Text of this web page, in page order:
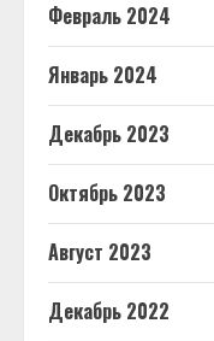
Февраль 2024
Январь 2024
Декабрь 2023
Октябрь 2023
Август 2023
Декабрь 2022